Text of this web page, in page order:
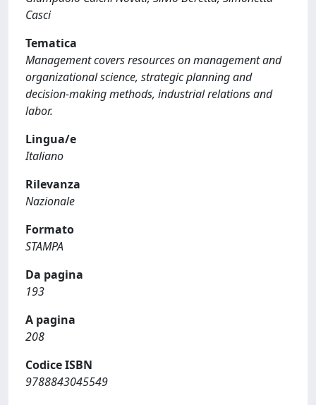
Casci
Tematica
Management covers resources on management and
organizational science, strategic planning and
decision-making methods, industrial relations and
labor.
Lingua/e
Italiano
Rilevanza
Nazionale
Formato
STAMPA
Da pagina
193
A pagina
208
Codice ISBN
9788843045549